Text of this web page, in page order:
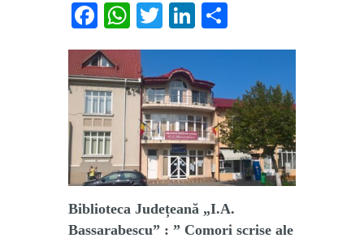
Facebook
WhatsApp
TwitterLinkedIn
Biblioteca Județeană „I.A.
Bassarabescu” : ” Comori scrise ale